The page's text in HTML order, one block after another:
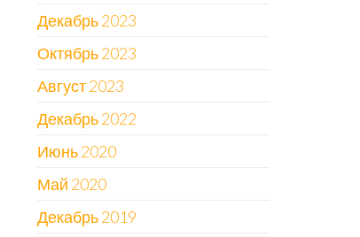
Декабрь 2023
Октябрь 2023
Август 2023
Декабрь 2022
Июнь 2020
Май 2020
Декабрь 2019